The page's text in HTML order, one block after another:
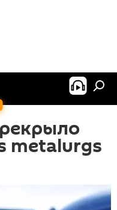
metalurgs